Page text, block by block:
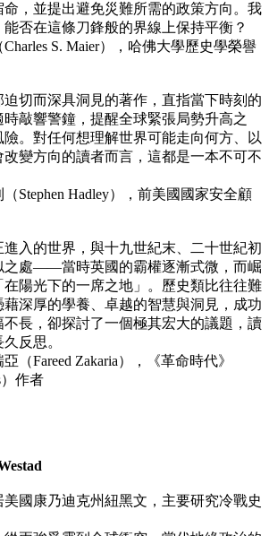
，並提出避免災難所需的政策方向。我
否在這條刀鋒般的界線上保持平衡？
S. Maier），哈佛大學歷史學榮譽
迫切而深具洞見的著作，直指當下時刻的
敲響警鐘，提醒全球緊張局勢升高之
。對任何想理解世界可能走向何方、以
改變方向的讀者而言，這都是一本不可不
Stephen Hadley），前美國國家安全顧
入的世界，與十九世紀末、二十世紀初
之處——當時英國的霸權逐漸式微，而崛
陽光下的一席之地」。歷史類比往往難
藉深厚的學養、卓越的智慧與洞見，成功
長，卻探討了一個極其宏大的議題，讀
反思。
Fareed Zakaria），《革命時代》
）作者
國康乃迪克州紐黑文，主要研究冷戰史